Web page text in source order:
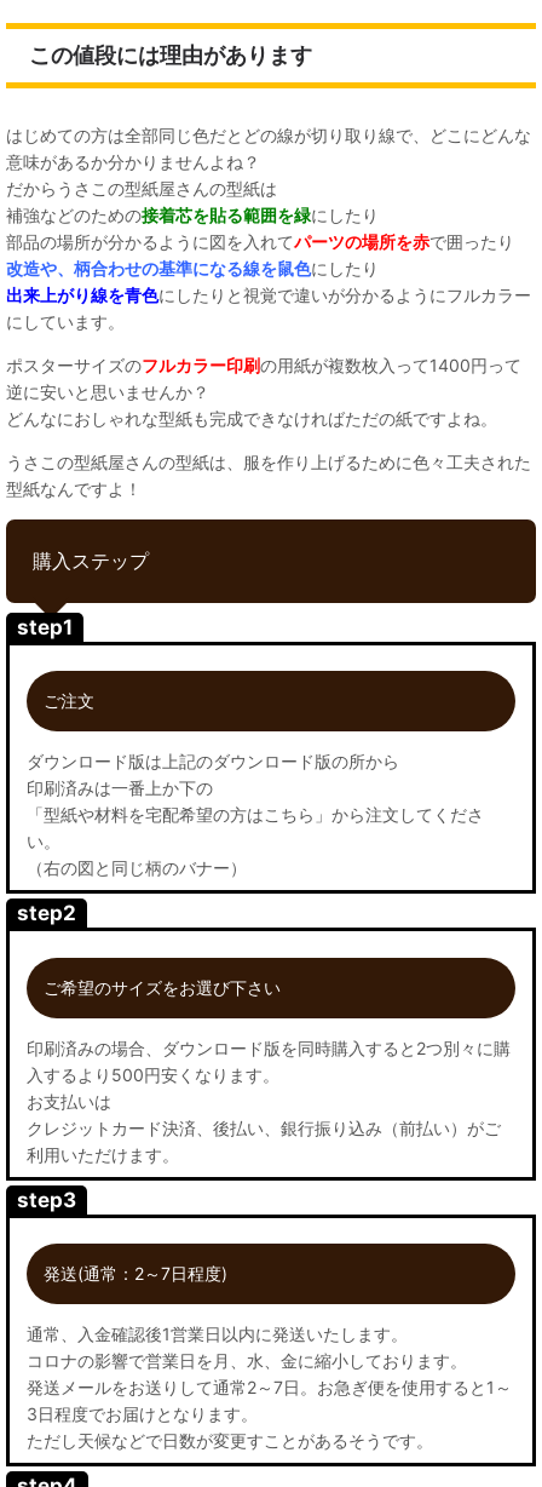
この値段には理由があります
はじめての方は全部同じ色だとどの線が切り取り線で、どこにどんな
意味があるか分かりませんよね？
だからうさこの型紙屋さんの型紙は
補強などのための接着芯を貼る範囲を緑にしたり
部品の場所が分かるように図を入れてパーツの場所を赤で囲ったり
改造や、柄合わせの基準になる線を鼠色にしたり
出来上がり線を青色にしたりと視覚で違いが分かるようにフルカラー
にしています。
ポスターサイズのフルカラー印刷の用紙が複数枚入って1400円って
逆に安いと思いませんか？
どんなにおしゃれな型紙も完成できなければただの紙ですよね。
うさこの型紙屋さんの型紙は、服を作り上げるために色々工夫された
型紙なんですよ！
購入ステップ
step1
ご注文
ダウンロード版は上記のダウンロード版の所から
印刷済みは一番上か下の
「型紙や材料を宅配希望の方はこちら」から注文してくださ
い。
（右の図と同じ柄のバナー）
step2
ご希望のサイズをお選び下さい
印刷済みの場合、ダウンロード版を同時購入すると2つ別々に購
入するより500円安くなります。
お支払いは
クレジットカード決済、後払い、銀行振り込み（前払い）がご
利用いただけます。
step3
発送(通常：2～7日程度)
通常、入金確認後1営業日以内に発送いたします。
コロナの影響で営業日を月、水、金に縮小しております。
発送メールをお送りして通常2～7日。お急ぎ便を使用すると1～
3日程度でお届けとなります。
ただし天候などで日数が変更すことがあるそうです。